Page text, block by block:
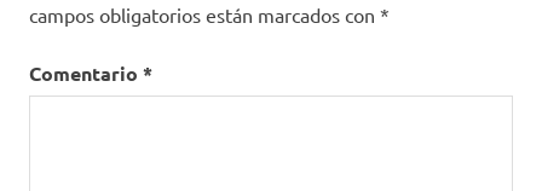
campos obligatorios están marcados con *
Comentario *